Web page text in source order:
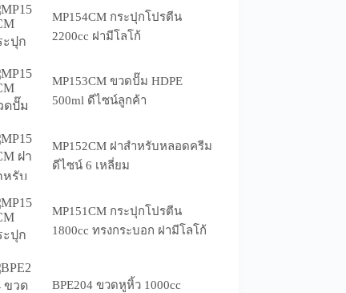
MP154CM กระปุกโปรตีน
2200cc ฝามีโลโก้
MP153CM ขวดปั๊ม HDPE
500ml ดีไซน์ลูกค้า
MP152CM ฝาสำหรับหลอดครีม
ดีไซน์ 6 เหลี่ยม
MP151CM กระปุกโปรตีน
1800cc ทรงกระบอก ฝามีโลโก้
BPE204 ขวดหูหิ้ว 1000cc